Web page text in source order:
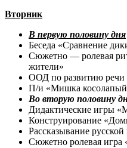
Вторник
В первую половину дня
Беседа «Сравнение
Сюжетно — ролевая
жители»
ООД по развитию речи
П/и «Мишка
Во вторую половину
Дидактические игры
Конструирование
Рассказывание
Сюжетно ролевая игра